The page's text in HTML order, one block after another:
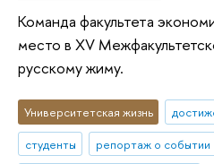
Команда факультета
место в XV
русскому жиму.
Университетская жизнь
студенты
репортаж о событии